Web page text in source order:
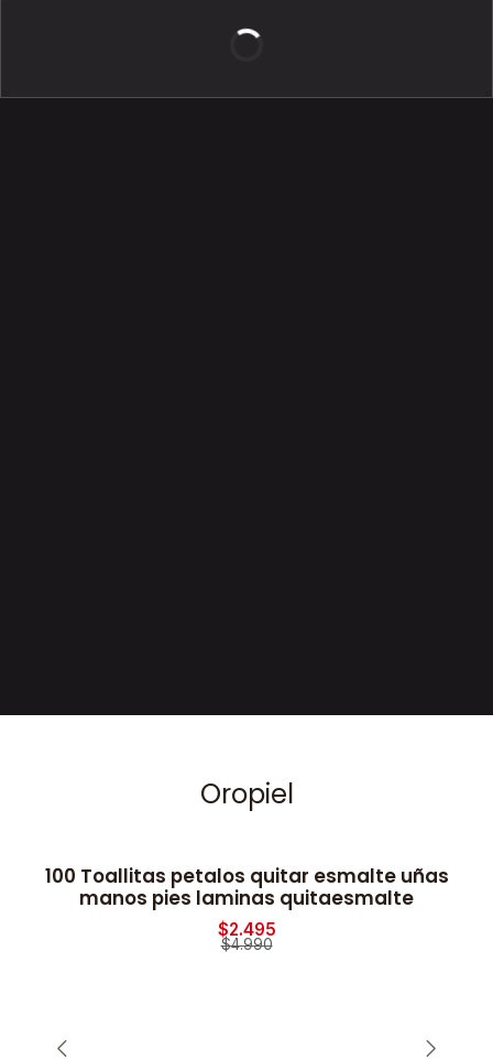
BELLEZA DE LUJO
Oropiel
-50% OFF
100 Toallitas petalos quitar esmalte uñas
manos pies laminas quitaesmalte
$2.495
$4.990